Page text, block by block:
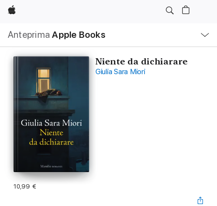
Apple
Anteprima Apple Books
locale
Apri
Menu
Niente da dichiarare
Giulia Sara Miori
10,99 €